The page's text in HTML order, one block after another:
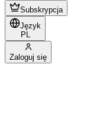
Subskrypcja
Język
PL
Zaloguj się